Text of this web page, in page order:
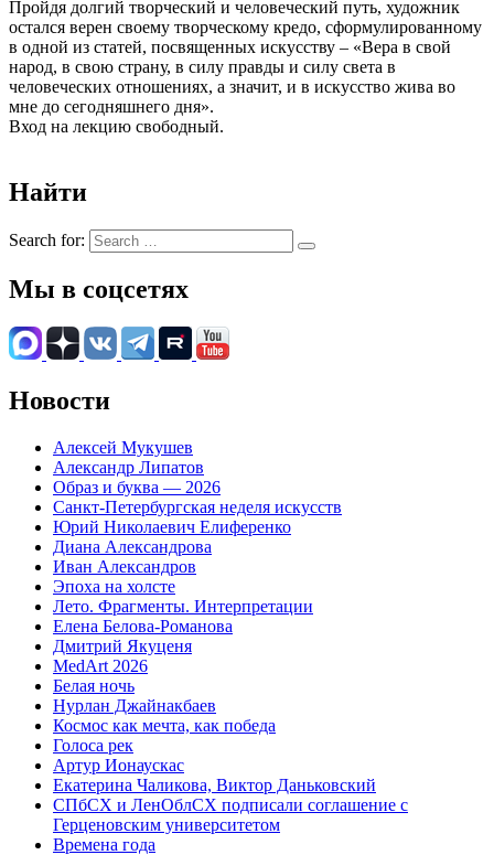
Пройдя долгий творческий и человеческий путь, художник
остался верен своему творческому кредо, сформулированному
в одной из статей, посвященных искусству – «Вера в свой
народ, в свою страну, в силу правды и силу света в
человеческих отношениях, а значит, и в искусство жива во
мне до сегодняшнего дня».
Вход на лекцию свободный.
Найти
Search for:
Мы в соцсетях
Новости
Алексей Мукушев
Александр Липатов
Образ и буква — 2026
Санкт-Петербургская неделя искусств
Юрий Николаевич Елиференко
Диана Александрова
Иван Александров
Эпоха на холсте
Лето. Фрагменты. Интерпретации
Елена Белова-Романова
Дмитрий Якуценя
MedArt 2026
Белая ночь
Нурлан Джайнакбаев
Космос как мечта, как победа
Голоса рек
Артур Ионаускас
Екатерина Чаликова, Виктор Даньковский
СПбСХ и ЛенОблСХ подписали соглашение с
Герценовским университетом
Времена года